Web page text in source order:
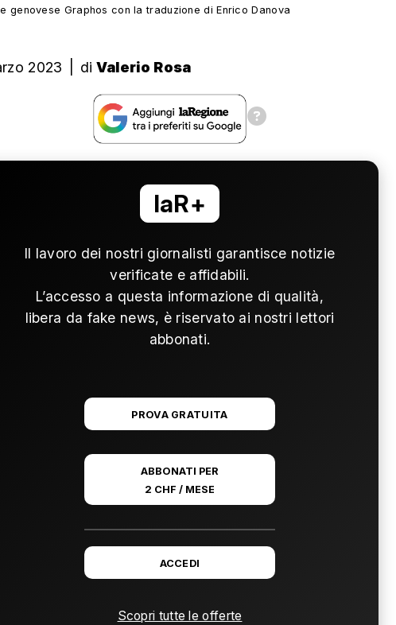
genovese Graphos con la traduzione di Enrico Danova
2023 di Valerio Rosa
laR+
Il lavoro dei nostri giornalisti garantisce notizie
verificate e affidabili.
L’accesso a questa informazione di qualità,
libera da fake news, è riservato ai nostri lettori
abbonati.
PROVA GRATUITA
ABBONATI PER
2 CHF / MESE
ACCEDI
Scopri tutte le offerte